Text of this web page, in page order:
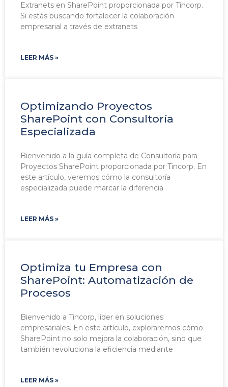
Extranets en SharePoint proporcionada por Tincorp.
Si estás buscando fortalecer la colaboración
empresarial a través de extranets
LEER MÁS »
Optimizando Proyectos
SharePoint con Consultoría
Especializada
Bienvenido a la guía completa de Consultoría para
Proyectos SharePoint proporcionada por Tincorp. En
este artículo, veremos cómo la consultoría
especializada puede marcar la diferencia
LEER MÁS »
Optimiza tu Empresa con
SharePoint: Automatización de
Procesos
Bienvenido a Tincorp, líder en soluciones
empresariales. En este artículo, exploraremos cómo
SharePoint no solo mejora la colaboración, sino que
también revoluciona la eficiencia mediante
LEER MÁS »